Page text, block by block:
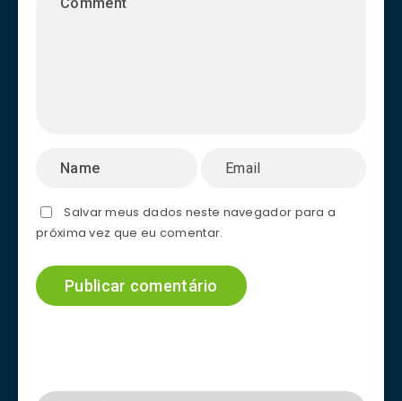
Salvar meus dados neste navegador para a
próxima vez que eu comentar.